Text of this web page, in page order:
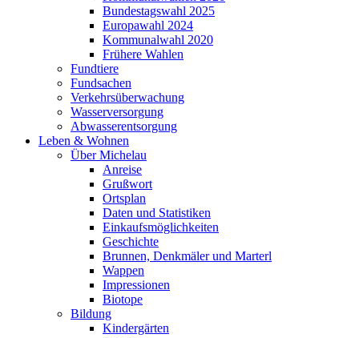
Bundestagswahl 2025
Europawahl 2024
Kommunalwahl 2020
Frühere Wahlen
Fundtiere
Fundsachen
Verkehrsüberwachung
Wasserversorgung
Abwasserentsorgung
Leben & Wohnen
Über Michelau
Anreise
Grußwort
Ortsplan
Daten und Statistiken
Einkaufsmöglichkeiten
Geschichte
Brunnen, Denkmäler und Marterl
Wappen
Impressionen
Biotope
Bildung
Kindergärten